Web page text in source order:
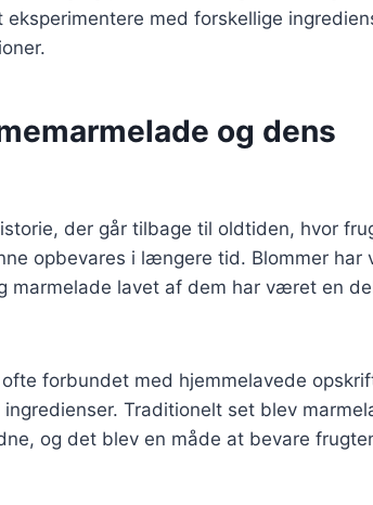
med forskellige
og dens
der går tilbage til oldtiden, hvor
opbevares i længere tid. Blommer har
marmelade lavet af dem har været en
forbundet med hjemmelavede
Traditionelt set blev
og det blev en måde at bevare